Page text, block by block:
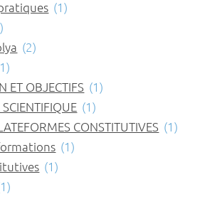
(1)
(2)
ET OBJECTIFS (1)
(1)
CONSTITUTIVES (1)
(1)
(1)